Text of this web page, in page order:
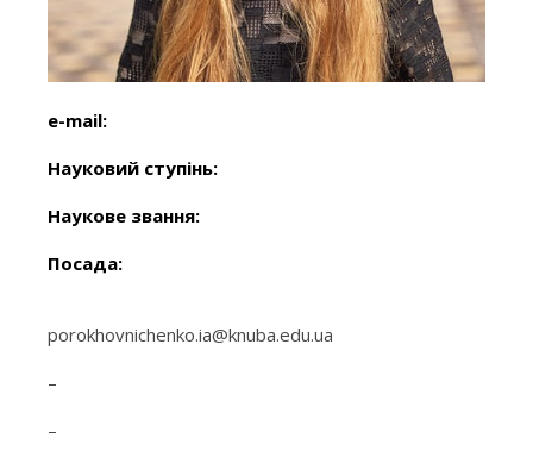
e-mail:
Науковий ступінь:
Наукове звання:
Посада:
porokhovnichenko.ia@knuba.edu.ua
–
–